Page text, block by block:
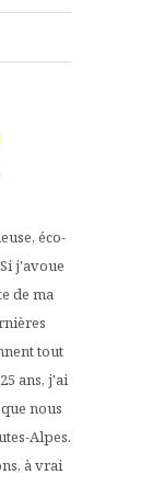
éco-
j'avoue
de ma
tout
ans, j'ai
nous
Alpes.
à vrai